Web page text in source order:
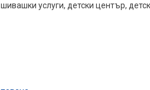
шивашки услуги, детски център,